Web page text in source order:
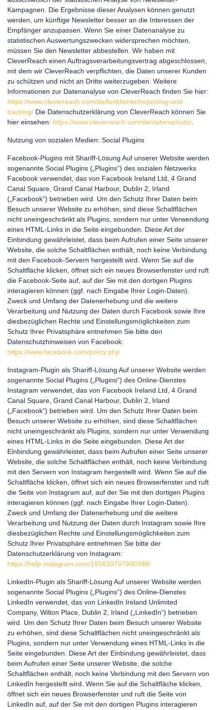
Kampagnen. Die Ergebnisse dieser Analysen können genutzt
werden, um künftige Newsletter besser an die Interessen der
Empfänger anzupassen. Wenn Sie einer Datenanalyse zu
statistischen Auswertungszwecken widersprechen möchten,
müssen Sie den Newsletter abbestellen. Wir haben mit
CleverReach einen Auftragsverarbeitungsvertrag abgeschlossen,
mit dem wir CleverReach verpflichten, die Daten unserer Kunden
zu schützen und nicht an Dritte weiterzugeben. Weitere
Informationen zur Datenanalyse von CleverReach finden Sie hier:
https://www.cleverreach.com/de/funktionen/reporting-und-
tracking/ Die Datenschutzerklärung von CleverReach können Sie
hier einsehen: https://www.cleverreach.com/de/datenschutz/
Nutzung von sozialen Medien: Social Plugins
Facebook-Plugins mit Shariff-Lösung Auf unserer Website werden
sogenannte Social Plugins („Plugins“) des sozialen Netzwerks
Facebook verwendet, das von Facebook Ireland Ltd, 4 Grand
Canal Square, Grand Canal Harbour, Dublin 2, Irland
(„Facebook“) betrieben wird. Um den Schutz Ihrer Daten beim
Besuch unserer Website zu erhöhen, sind diese Schaltflächen
nicht uneingeschränkt als Plugins, sondern nur unter Verwendung
eines HTML-Links in die Seite eingebunden. Diese Art der
Einbindung gewährleistet, dass beim Aufrufen einer Seite unserer
Website, die solche Schaltflächen enthält, noch keine Verbindung
mit den Facebook-Servern hergestellt wird. Wenn Sie auf die
Schaltfläche klicken, öffnet sich ein neues Browserfenster und ruft
die Facebook-Seite auf, auf der Sie mit den dortigen Plugins
interagieren können (ggf. nach Eingabe Ihrer Login-Daten).
Zweck und Umfang der Datenerhebung und die weitere
Verarbeitung und Nutzung der Daten durch Facebook sowie Ihre
diesbezüglichen Rechte und Einstellungsmöglichkeiten zum
Schutz Ihrer Privatsphäre entnehmen Sie bitte den
Datenschutzhinweisen von Facebook:
https://www.facebook.com/policy.php
Instagram-Plugin als Shariff-Lösung Auf unserer Website werden
sogenannte Social Plugins („Plugins“) des Online-Dienstes
Instagram verwendet, das von Facebook Ireland Ltd, 4 Grand
Canal Square, Grand Canal Harbour, Dublin 2, Irland
(„Facebook“) betrieben wird. Um den Schutz Ihrer Daten beim
Besuch unserer Website zu erhöhen, sind diese Schaltflächen
nicht uneingeschränkt als Plugins, sondern nur unter Verwendung
eines HTML-Links in die Seite eingebunden. Diese Art der
Einbindung gewährleistet, dass beim Aufrufen einer Seite unserer
Website, die solche Schaltflächen enthält, noch keine Verbindung
mit den Servern von Instagram hergestellt wird. Wenn Sie auf die
Schaltfläche klicken, öffnet sich ein neues Browserfenster und ruft
die Seite von Instagram auf, auf der Sie mit den dortigen Plugins
interagieren können (ggf. nach Eingabe Ihrer Login-Daten).
Zweck und Umfang der Datenerhebung und die weitere
Verarbeitung und Nutzung der Daten durch Instagram sowie Ihre
diesbezüglichen Rechte und Einstellungsmöglichkeiten zum
Schutz Ihrer Privatsphäre entnehmen Sie bitte der
Datenschutzerklärung von Instagram:
https://help.instagram.com/155833707900388/
LinkedIn-Plugin als Shariff-Lösung Auf unserer Website werden
sogenannte Social Plugins („Plugins“) des Online-Dienstes
LinkedIn verwendet, das von LinkedIn Ireland Unlimited
Company, Wilton Place, Dublin 2, Irland („LinkedIn“) betrieben
wird. Um den Schutz Ihrer Daten beim Besuch unserer Website
zu erhöhen, sind diese Schaltflächen nicht uneingeschränkt als
Plugins, sondern nur unter Verwendung eines HTML-Links in die
Seite eingebunden. Diese Art der Einbindung gewährleistet, dass
beim Aufrufen einer Seite unserer Website, die solche
Schaltflächen enthält, noch keine Verbindung mit den Servern von
LinkedIn hergestellt wird. Wenn Sie auf die Schaltfläche klicken,
öffnet sich ein neues Browserfenster und ruft die Seite von
LinkedIn auf, auf der Sie mit den dortigen Plugins interagieren